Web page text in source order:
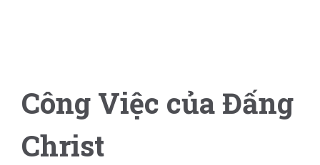
Công Việc của Đấng
Christ